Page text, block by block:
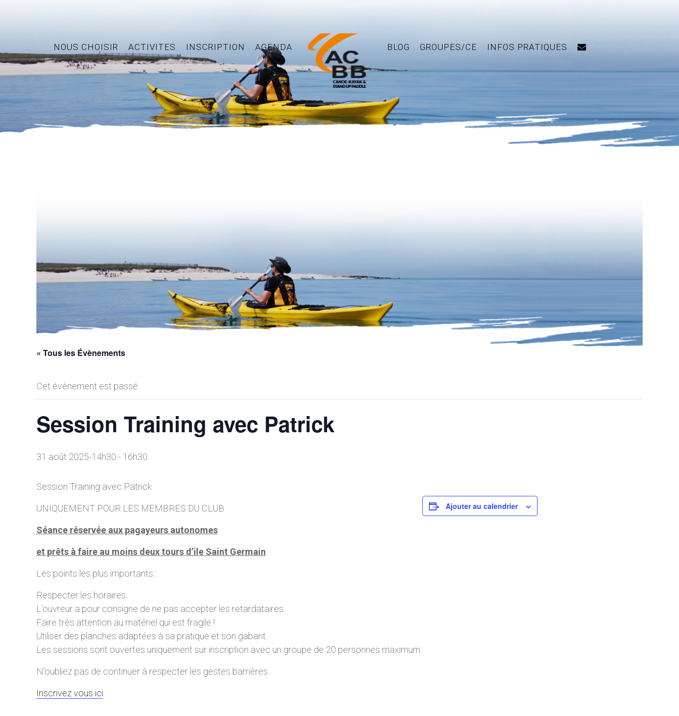
NOUS CHOISIR ACTIVITES INSCRIPTION AGENDA BLOG GROUPES/CE INFOS PRATIQUES
« Tous les Évènements
Cet évènement est passé.
Session Training avec Patrick
31 août 2025-14h30 - 16h30
Session Training avec Patrick
UNIQUEMENT POUR LES MEMBRES DU CLUB
Séance réservée aux pagayeurs autonomes
et prêts à faire au moins deux tours d’ile Saint Germain
Les points les plus importants:
Respecter les horaires.
L’ouvreur a pour consigne de ne pas accepter les retardataires.
Faire très attention au matériel qui est fragile !
Utiliser des planches adaptées à sa pratique et son gabarit.
Les sessions sont ouvertes uniquement sur inscription avec un groupe de 20 personnes maximum.
N’oubliez pas de continuer à respecter les gestes barrières.
Inscrivez vous ici
Ajouter au calendrier